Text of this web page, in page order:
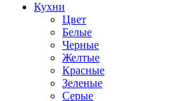
Кухни
Цвет
Белые
Черные
Желтые
Красные
Зеленые
Серые